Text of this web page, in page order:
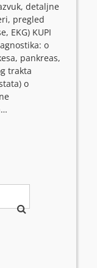
detaljne
pregled
EKG) KUPI
o
pankreas,
trakta
o